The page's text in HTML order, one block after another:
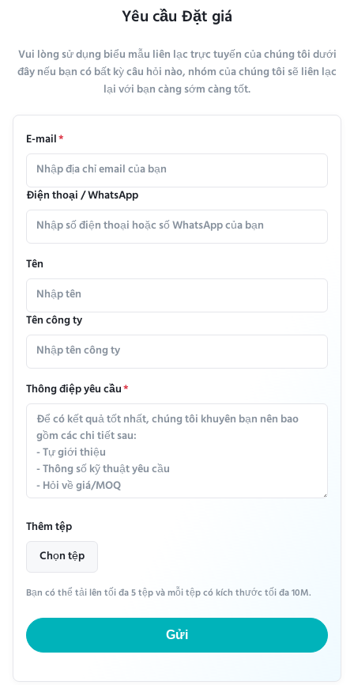
Yêu cầu Đặt giá
Vui lòng sử dụng biểu mẫu liên lạc trực tuyến của chúng tôi dưới
đây nếu bạn có bất kỳ câu hỏi nào, nhóm của chúng tôi sẽ liên lạc
lại với bạn càng sớm càng tốt.
E-mail*
Điện thoại / WhatsApp
Tên
Tên công ty
Thông điệp yêu cầu*
Thêm tệp
Chọn tệp
Bạn có thể tải lên tối đa 5 tệp và mỗi tệp có kích thước tối đa 10M.
Gửi